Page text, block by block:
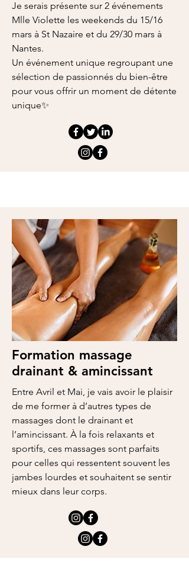
Je serais présente sur 2 événements
Mlle Violette les weekends du 15/16
mars à St Nazaire et du 29/30 mars à
Nantes.
Un événement unique regroupant une
sélection de passionnés du bien-être
pour vous offrir un moment de détente
unique✨
Formation massage
drainant & amincissant
Entre Avril et Mai, je vais avoir le plaisir
de me former à d’autres types de
massages dont le drainant et
l’amincissant. À la fois relaxants et
sportifs, ces massages sont parfaits
pour celles qui ressentent souvent les
jambes lourdes et souhaitent se sentir
mieux dans leur corps.